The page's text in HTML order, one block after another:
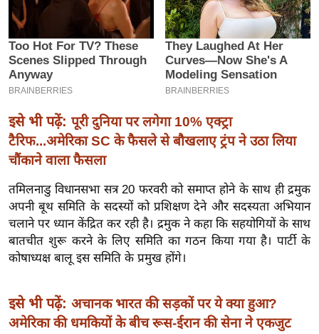
इ
म
ई
-
पे
प
र
मि
ल
बे
मि
सा
श
ख्सि
इसे भी पढ़ें: पूरी दुनिया पर लगेगा 10% एक्ट्रा
टैरिफ...अमेरिका SC के फैसले से बौखलाए ट्रंप ने उठा लिया
चौंकाने वाला फैसला
तमिलनाडु विधानसभा सत्र 20 फरवरी को समाप्त होने के साथ ही द्रमुक
अपनी बूथ समिति के सदस्यों को प्रशिक्षण देने और सदस्यता अभियान
चलाने पर ध्यान केंद्रित कर रही है। द्रमुक ने कहा कि सहयोगियों के साथ
बातचीत शुरू करने के लिए समिति का गठन किया गया है। पार्टी के
कोषाध्यक्ष बालू इस समिति के प्रमुख होंगे।
इसे भी पढ़ें: अचानक भारत की सड़कों पर ये क्या हुआ?
अमेरिका की धमकियों के बीच रूस-ईरान की सेना ने एकजुट